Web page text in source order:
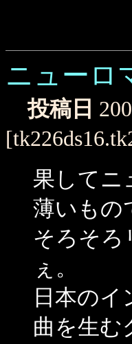
ニューロ
投稿日
果してニ
薄いもの
そろそろ
ぇ。
日本の
曲を生む